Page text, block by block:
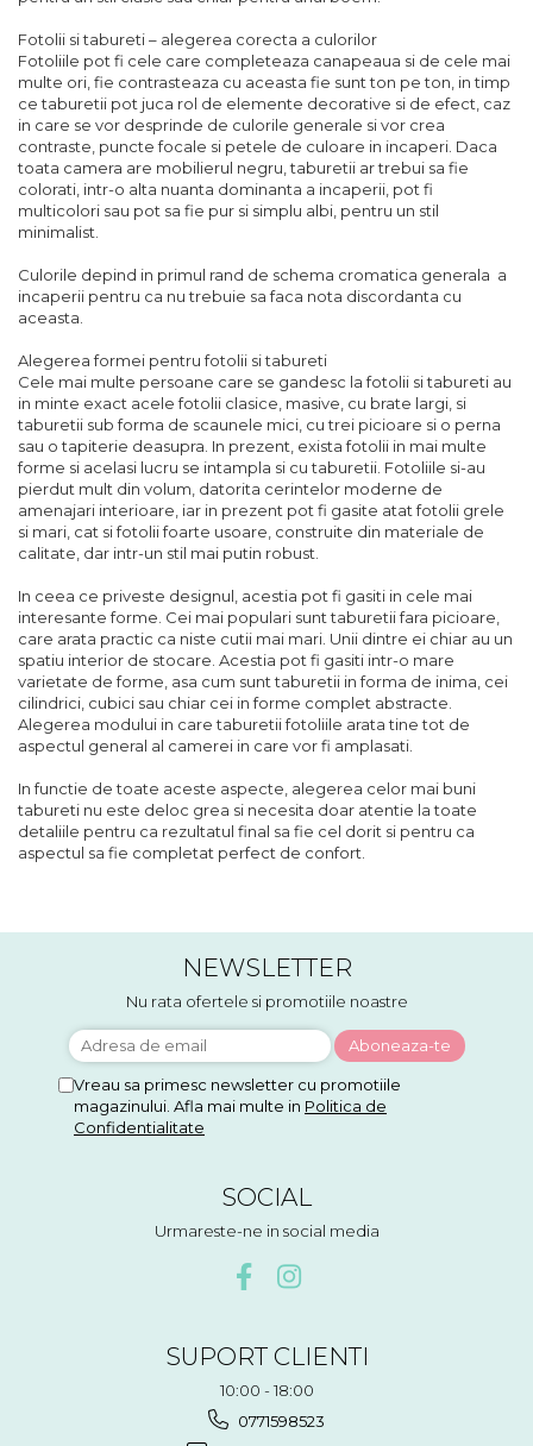
Fotolii si tabureti – alegerea corecta a culorilor
Fotoliile pot fi cele care completeaza canapeaua si de cele mai
multe ori, fie contrasteaza cu aceasta fie sunt ton pe ton, in timp
ce taburetii pot juca rol de elemente decorative si de efect, caz
in care se vor desprinde de culorile generale si vor crea
contraste, puncte focale si petele de culoare in incaperi. Daca
toata camera are mobilierul negru, taburetii ar trebui sa fie
colorati, intr-o alta nuanta dominanta a incaperii, pot fi
multicolori sau pot sa fie pur si simplu albi, pentru un stil
minimalist.
Culorile depind in primul rand de schema cromatica generala a
incaperii pentru ca nu trebuie sa faca nota discordanta cu
aceasta.
Alegerea formei pentru fotolii si tabureti
Cele mai multe persoane care se gandesc la fotolii si tabureti au
in minte exact acele fotolii clasice, masive, cu brate largi, si
taburetii sub forma de scaunele mici, cu trei picioare si o perna
sau o tapiterie deasupra. In prezent, exista fotolii in mai multe
forme si acelasi lucru se intampla si cu taburetii. Fotoliile si-au
pierdut mult din volum, datorita cerintelor moderne de
amenajari interioare, iar in prezent pot fi gasite atat fotolii grele
si mari, cat si fotolii foarte usoare, construite din materiale de
calitate, dar intr-un stil mai putin robust.
In ceea ce priveste designul, acestia pot fi gasiti in cele mai
interesante forme. Cei mai populari sunt taburetii fara picioare,
care arata practic ca niste cutii mai mari. Unii dintre ei chiar au un
spatiu interior de stocare. Acestia pot fi gasiti intr-o mare
varietate de forme, asa cum sunt taburetii in forma de inima, cei
cilindrici, cubici sau chiar cei in forme complet abstracte.
Alegerea modului in care taburetii fotoliile arata tine tot de
aspectul general al camerei in care vor fi amplasati.
In functie de toate aceste aspecte, alegerea celor mai buni
tabureti nu este deloc grea si necesita doar atentie la toate
detaliile pentru ca rezultatul final sa fie cel dorit si pentru ca
aspectul sa fie completat perfect de confort.
NEWSLETTER
Nu rata ofertele si promotiile noastre
Vreau sa primesc newsletter cu promotiile
magazinului. Afla mai multe in Politica de
Confidentialitate
SOCIAL
Urmareste-ne in social media
SUPORT CLIENTI
10:00 - 18:00
0771598523